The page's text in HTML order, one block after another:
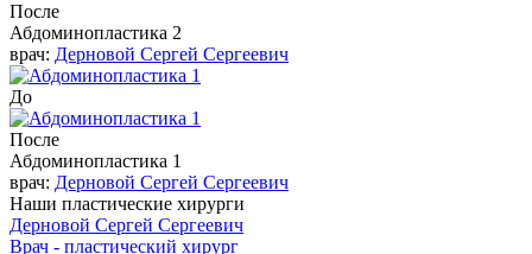
После
Абдоминопластика 2
врач: Дерновой Сергей Сергеевич
До
После
Абдоминопластика 1
врач: Дерновой Сергей Сергеевич
Наши пластические хирурги
Дерновой Сергей Сергеевич
Врач - пластический хирург